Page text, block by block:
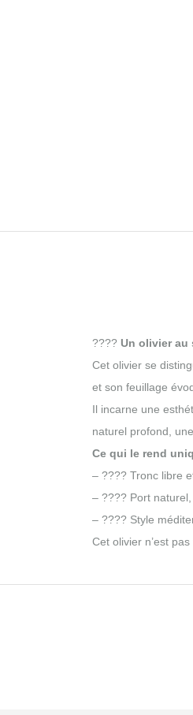
???? Un olivier au
Cet olivier se
et son feuillage
Il incarne une
naturel profond,
Ce qui le rend
– ???? Tronc libre
– ???? Port
– ???? Style
Cet olivier n’est